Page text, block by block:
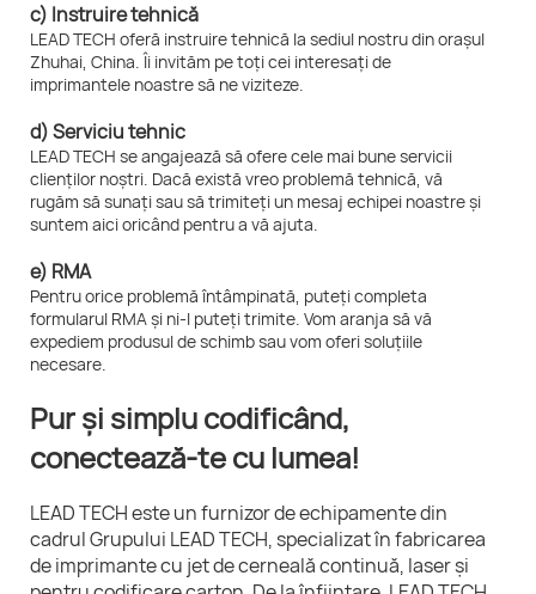
c) Instruire tehnică
LEAD TECH oferă instruire tehnică la sediul nostru din orașul
Zhuhai, China. Îi invităm pe toți cei interesați de
imprimantele noastre să ne viziteze.
d) Serviciu tehnic
LEAD TECH se angajează să ofere cele mai bune servicii
clienților noștri. Dacă există vreo problemă tehnică, vă
rugăm să sunați sau să trimiteți un mesaj echipei noastre și
suntem aici oricând pentru a vă ajuta.
e) RMA
Pentru orice problemă întâmpinată, puteți completa
formularul RMA și ni-l puteți trimite. Vom aranja să vă
expediem produsul de schimb sau vom oferi soluțiile
necesare.
Pur și simplu codificând,
conectează-te cu lumea!
LEAD TECH este un furnizor de echipamente din
cadrul Grupului LEAD TECH, specializat în fabricarea
de imprimante cu jet de cerneală continuă, laser și